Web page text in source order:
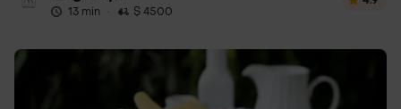
13 min · $ 4500